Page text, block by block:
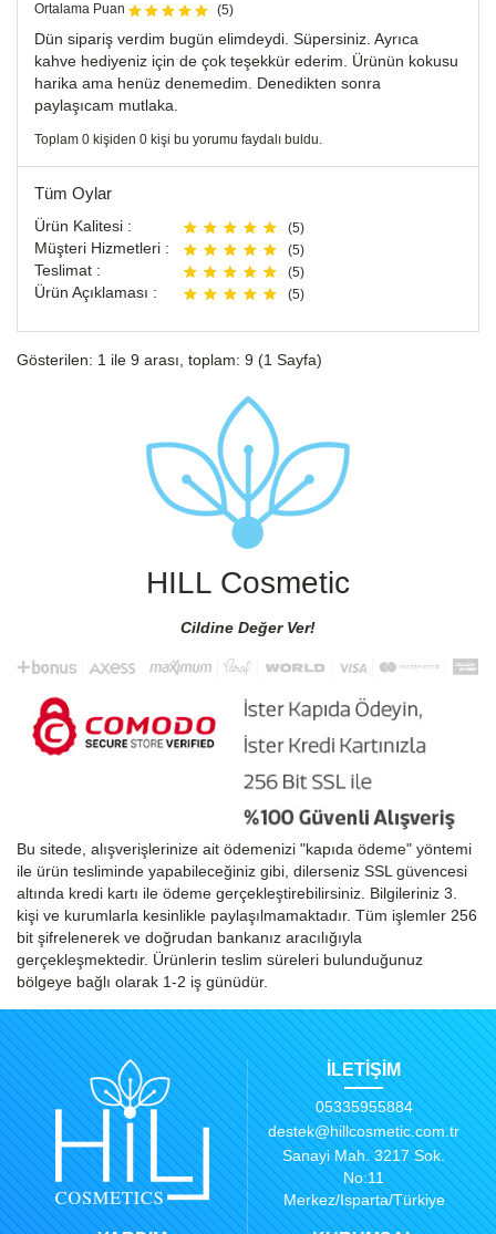
Ortalama Puan (5)
Dün sipariş verdim bugün elimdeydi. Süpersiniz. Ayrıca
kahve hediyeniz için de çok teşekkür ederim. Ürünün kokusu
harika ama henüz denemedim. Denedikten sonra
paylaşıcam mutlaka.
Toplam 0 kişiden 0 kişi bu yorumu faydalı buldu.
Tüm Oylar
Ürün Kalitesi : (5)
Müşteri Hizmetleri : (5)
Teslimat : (5)
Ürün Açıklaması : (5)
Gösterilen: 1 ile 9 arası, toplam: 9 (1 Sayfa)
HILL Cosmetic
Cildine Değer Ver!
Bu sitede, alışverişlerinize ait ödemenizi "kapıda ödeme" yöntemi
ile ürün tesliminde yapabileceğiniz gibi, dilerseniz SSL güvencesi
altında kredi kartı ile ödeme gerçekleştirebilirsiniz. Bilgileriniz 3.
kişi ve kurumlarla kesinlikle paylaşılmamaktadır. Tüm işlemler 256
bit şifrelenerek ve doğrudan bankanız aracılığıyla
gerçekleşmektedir. Ürünlerin teslim süreleri bulunduğunuz
bölgeye bağlı olarak 1-2 iş günüdür.
İLETİŞİM
05335955884
destek@hillcosmetic.com.tr
Sanayi Mah. 3217 Sok.
No:11
Merkez/Isparta/Türkiye